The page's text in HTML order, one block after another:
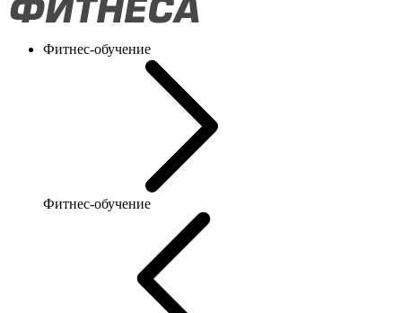
Фитнес-обучение
Фитнес-обучение